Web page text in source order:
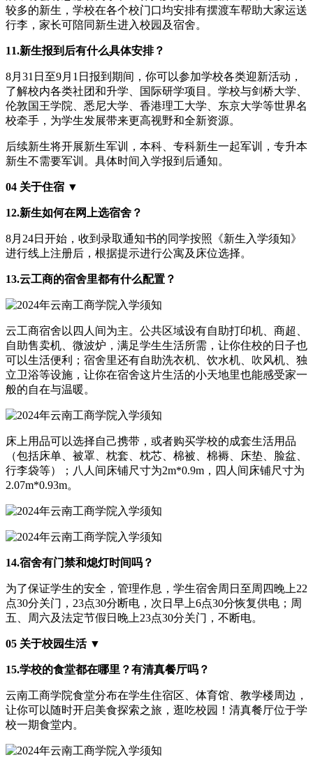
较多的新生，学校在各个校门口均安排有摆渡车帮助大家运送
行李，家长可陪同新生进入校园及宿舍。
11.新生报到后有什么具体安排？
8月31日至9月1日报到期间，你可以参加学校各类迎新活动，
了解校内各类社团和升学、国际研学项目。学校与剑桥大学、
伦敦国王学院、悉尼大学、香港理工大学、东京大学等世界名
校牵手，为学生发展带来更高视野和全新资源。
后续新生将开展新生军训，本科、专科新生一起军训，专升本
新生不需要军训。具体时间入学报到后通知。
04 关于住宿 ▼
12.新生如何在网上选宿舍？
8月24日开始，收到录取通知书的同学按照《新生入学须知》
进行线上注册后，根据提示进行公寓及床位选择。
13.云工商的宿舍里都有什么配置？
云工商宿舍以四人间为主。公共区域设有自助打印机、商超、
自助售卖机、微波炉，满足学生生活所需，让你住校的日子也
可以生活便利；宿舍里还有自助洗衣机、饮水机、吹风机、独
立卫浴等设施，让你在宿舍这片生活的小天地里也能感受家一
般的自在与温暖。
床上用品可以选择自己携带，或者购买学校的成套生活用品
（包括床单、被罩、枕套、枕芯、棉被、棉褥、床垫、脸盆、
行李袋等）；八人间床铺尺寸为2m*0.9m，四人间床铺尺寸为
2.07m*0.93m。
14.宿舍有门禁和熄灯时间吗？
为了保证学生的安全，管理作息，学生宿舍周日至周四晚上22
点30分关门，23点30分断电，次日早上6点30分恢复供电；周
五、周六及法定节假日晚上23点30分关门，不断电。
05 关于校园生活 ▼
15.学校的食堂都在哪里？有清真餐厅吗？
云南工商学院食堂分布在学生住宿区、体育馆、教学楼周边，
让你可以随时开启美食探索之旅，逛吃校园！清真餐厅位于学
校一期食堂内。